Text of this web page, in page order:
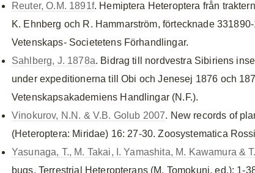
Reuter, O.M. 1891f. Hemiptera Heteroptera från
K. Ehnberg och R. Hammarström, förtecknade
Vetenskaps- Societetens Förhandlingar.
Sahlberg, J. 1878a. Bidrag till nordvestra Sibiriens
under expeditionerna till Obi och Jenesej 1876 och
Vetenskapsakademiens Handlingar (N.F.).
Vinokurov, N.N. & V.B. Golub 2007. New records of
(Heteroptera: Miridae) 16: 27-30. Zoosystematica
Yasunaga, T., M. Takai, I. Yamashita, M. Kawamura &
bugs. Terrestrial Heteropterans (M. Tomokuni, ed.): 1-